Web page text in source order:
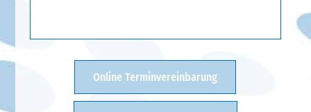
Online Terminvereinbarung